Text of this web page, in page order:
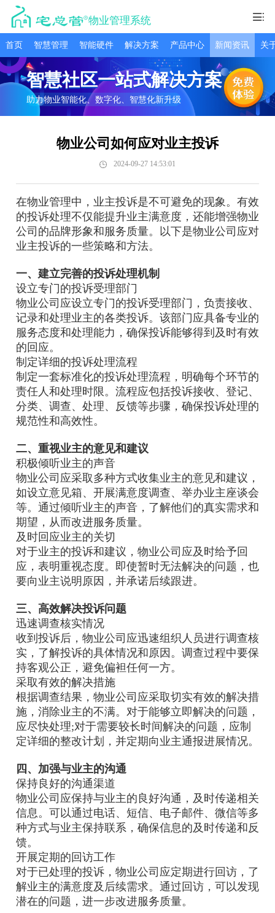
物业管理系统
首页 智慧管理 智能硬件 解决方案 产品中心 新闻资讯 关
智慧社区一站式解决方案
助力物业智能化、数字化、智慧化新升级
物业公司如何应对业主投诉
2024-09-27 14:53:01
在物业管理中，业主投诉是不可避免的现象。有效
的投诉处理不仅能提升业主满意度，还能增强物业
公司的品牌形象和服务质量。以下是物业公司应对
业主投诉的一些策略和方法。
一、建立完善的投诉处理机制
设立专门的投诉受理部门
物业公司应设立专门的投诉受理部门，负责接收、
记录和处理业主的各类投诉。该部门应具备专业的
服务态度和处理能力，确保投诉能够得到及时有效
的回应。
制定详细的投诉处理流程
制定一套标准化的投诉处理流程，明确每个环节的
责任人和处理时限。流程应包括投诉接收、登记、
分类、调查、处理、反馈等步骤，确保投诉处理的
规范性和高效性。
二、重视业主的意见和建议
积极倾听业主的声音
物业公司应采取多种方式收集业主的意见和建议，
如设立意见箱、开展满意度调查、举办业主座谈会
等。通过倾听业主的声音，了解他们的真实需求和
期望，从而改进服务质量。
及时回应业主的关切
对于业主的投诉和建议，物业公司应及时给予回
应，表明重视态度。即使暂时无法解决的问题，也
要向业主说明原因，并承诺后续跟进。
三、高效解决投诉问题
迅速调查核实情况
收到投诉后，物业公司应迅速组织人员进行调查核
实，了解投诉的具体情况和原因。调查过程中要保
持客观公正，避免偏袒任何一方。
采取有效的解决措施
根据调查结果，物业公司应采取切实有效的解决措
施，消除业主的不满。对于能够立即解决的问题，
应尽快处理;对于需要较长时间解决的问题，应制
定详细的整改计划，并定期向业主通报进展情况。
四、加强与业主的沟通
保持良好的沟通渠道
物业公司应保持与业主的良好沟通，及时传递相关
信息。可以通过电话、短信、电子邮件、微信等多
种方式与业主保持联系，确保信息的及时传递和反
馈。
开展定期的回访工作
对于已处理的投诉，物业公司应定期进行回访，了
解业主的满意度及后续需求。通过回访，可以发现
潜在的问题，进一步改进服务质量。